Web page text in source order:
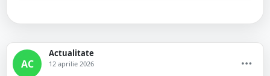
AC
Actualitate
12 aprilie 2026